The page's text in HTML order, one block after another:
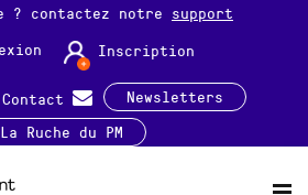
? contactez notre support
Inscription
Contact
Newsletters
La Ruche du PM